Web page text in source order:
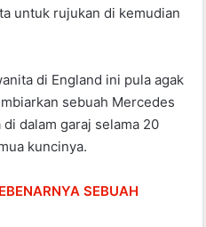
untuk rujukan di kemudian
di England ini pula agak
sebuah Mercedes
dalam garaj selama 20
kuncinya.
SEBUAH